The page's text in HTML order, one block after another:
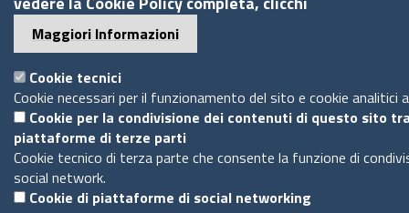
Maggiori Informazioni
Cookie tecnici
Cookie necessari per il funzionamento del sito e cookie analitici
Cookie per la condivisione dei contenuti di questo sito
piattaforme di terze parti
Cookie tecnico di terza parte che consente la funzione di
social network.
Cookie di piattaforme di social networking